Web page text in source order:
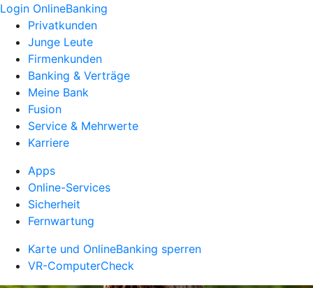
Login OnlineBanking
Privatkunden
Junge Leute
Firmenkunden
Banking & Verträge
Meine Bank
Fusion
Service & Mehrwerte
Karriere
Apps
Online-Services
Sicherheit
Fernwartung
Karte und OnlineBanking sperren
VR-ComputerCheck